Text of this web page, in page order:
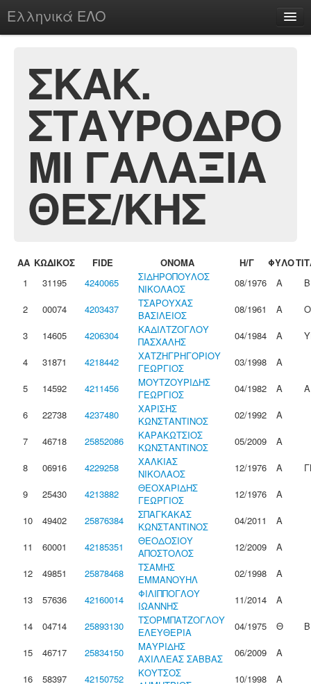
Ελληνικά ΕΛΟ
chesstu.be @ discord
Login
ΣΚΑΚ.
ΣΤΑΥΡΟΔΡΟ
ΜΙ ΓΑΛΑΞΙΑ
ΘΕΣ/ΚΗΣ
ΑΑ ΚΩΔΙΚΟΣ FIDE ΟΝΟΜΑ Η/Γ ΦΥΛΟ
1
31195 4240065
ΣΙΔΗΡΟΠΟΥΛΟΣ
ΝΙΚΟΛΑΟΣ
08/1976 Α
2
00074 4203437
ΤΣΑΡΟΥΧΑΣ
ΒΑΣΙΛΕΙΟΣ
08/1961 Α
3
14605 4206304
ΚΑΔΙΛΤΖΟΓΛΟΥ
ΠΑΣΧΑΛΗΣ
04/1984 Α
4
31871 4218442
ΧΑΤΖΗΓΡΗΓΟΡΙΟΥ
ΓΕΩΡΓΙΟΣ
03/1998
Α
5
14592 4211456
ΜΟΥΤΖΟΥΡΙΔΗΣ
ΓΕΩΡΓΙΟΣ
04/1982 Α
6
22738 4237480
ΧΑΡΙΣΗΣ
ΚΩΝΣΤΑΝΤΙΝΟΣ
02/1992
Α
7
46718 25852086
ΚΑΡΑΚΩΤΣΙΟΣ
ΚΩΝΣΤΑΝΤΙΝΟΣ
05/2009
Α
8
06916 4229258
ΧΑΛΚΙΑΣ
ΝΙΚΟΛΑΟΣ
12/1976 Α
9
25430 4213882
ΘΕΟΧΑΡΙΔΗΣ
ΓΕΩΡΓΙΟΣ
12/1976
Α
10
49402 25876384
ΣΠΑΓΚΑΚΑΣ
ΚΩΝΣΤΑΝΤΙΝΟΣ
04/2011
Α
11
60001 42185351
ΘΕΟΔΟΣΙΟΥ
ΑΠΟΣΤΟΛΟΣ
12/2009
Α
12
49851 25878468
ΤΣΑΜΗΣ
ΕΜΜΑΝΟΥΗΛ
02/1998
Α
13
57636 42160014
ΦΙΛΙΠΠΟΓΛΟΥ
ΙΩΑΝΝΗΣ
11/2014
Α
14
04714 25893130
ΤΣΟΡΜΠΑΤΖΟΓΛΟΥ
ΕΛΕΥΘΕΡΙΑ
04/1975 Θ
15
46717 25834150
ΜΑΥΡΙΔΗΣ
ΑΧΙΛΛΕΑΣ ΣΑΒΒΑΣ
06/2009
Α
16
58397 42150752
ΚΟΥΤΣΟΣ
10/1998
Α